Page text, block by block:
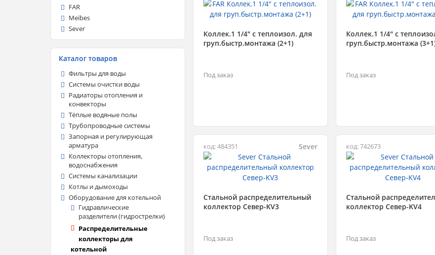
FAR
Meibes
Sever
Каталог товаров
Фильтры для воды
Системы очистки воды
Радиаторы отопления и
конвекторы
Тёплые водяные полы
Трубопроводные системы
Запорная и регулирующая
арматура
Коллекторы отопления,
водоснабжения
Системы канализации
Котлы и дымоходы
Оборудование для котельной
Гидравлические
разделители (гидрострелки)
Распределительные
коллекторы для
котельной
Коллек.1 1/4" с теплоизол. для
груп.быстр.монтажа (2+1)
Под заказ
Коллек.1 1/4" с
груп.быстр.монтажа
Под заказ
код: 484351 Sever
Стальной распределительный
коллектор Север-KV3
Под заказ
код: 742673
Стальной
коллектор Север-KV4
Под заказ